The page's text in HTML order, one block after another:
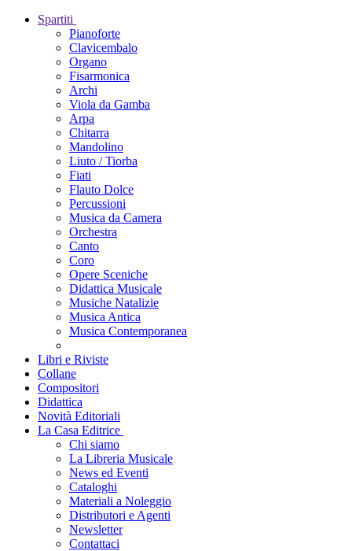
Spartiti
Pianoforte
Clavicembalo
Organo
Fisarmonica
Archi
Viola da Gamba
Arpa
Chitarra
Mandolino
Liuto / Tiorba
Fiati
Flauto Dolce
Percussioni
Musica da Camera
Orchestra
Canto
Coro
Opere Sceniche
Didattica Musicale
Musiche Natalizie
Musica Antica
Musica Contemporanea
Libri e Riviste
Collane
Compositori
Didattica
Novità Editoriali
La Casa Editrice
Chi siamo
La Libreria Musicale
News ed Eventi
Cataloghi
Materiali a Noleggio
Distributori e Agenti
Newsletter
Contattaci